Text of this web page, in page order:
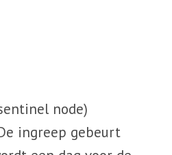
node)
ingreep gebeurt